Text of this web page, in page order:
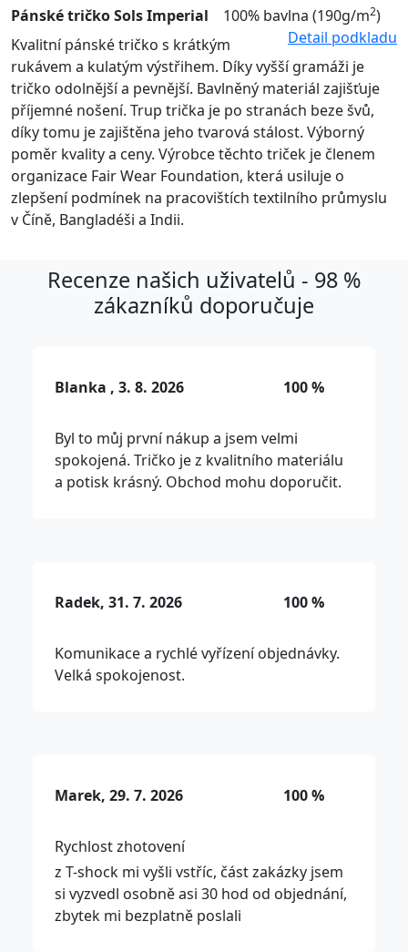
Pánské tričko Sols Imperial 100% bavlna (190g/m2)
Detail podkladu
Kvalitní pánské tričko s krátkým
rukávem a kulatým výstřihem. Díky vyšší gramáži je
tričko odolnější a pevnější. Bavlněný materiál zajišťuje
příjemné nošení. Trup trička je po stranách beze švů,
díky tomu je zajištěna jeho tvarová stálost. Výborný
poměr kvality a ceny. Výrobce těchto triček je členem
organizace Fair Wear Foundation, která usiluje o
zlepšení podmínek na pracovištích textilního průmyslu
v Číně, Bangladéši a Indii.
Recenze našich uživatelů - 98 %
zákazníků doporučuje
Blanka , 3. 8. 2026 100 %
Byl to můj první nákup a jsem velmi
spokojená. Tričko je z kvalitního materiálu
a potisk krásný. Obchod mohu doporučit.
Radek, 31. 7. 2026 100 %
Komunikace a rychlé vyřízení objednávky.
Velká spokojenost.
Marek, 29. 7. 2026 100 %
Rychlost zhotovení
z T-shock mi vyšli vstříc, část zakázky jsem
si vyzvedl osobně asi 30 hod od objednání,
zbytek mi bezplatně poslali